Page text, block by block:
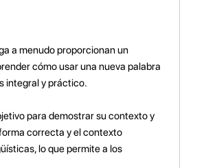
a menudo proporcionan un
cómo usar una nueva palabra
integral y práctico.
para demostrar su contexto y
correcta y el contexto
lo que permite a los